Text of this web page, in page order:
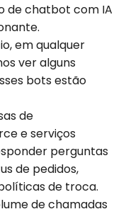
de chatbot com IA
em qualquer
ver alguns
bots estão
de
e serviços
perguntas
de pedidos,
de troca.
de chamadas